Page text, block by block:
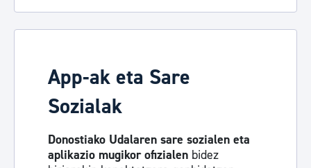
App-ak eta Sare
Sozialak
Donostiako Udalaren sare sozialen eta
aplikazio mugikor ofizialen bidez